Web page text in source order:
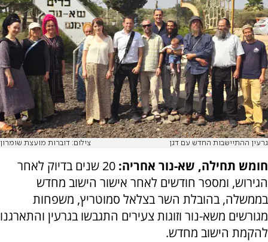
גרעין ההתיישבות החדש עם דגן צילום: דוברות מועצת שומרון
חומש תחילה, שא-נור אחריה:
20 שנים בדיוק לאחר
הגירוש, ומספר חודשים לאחר אישור הישוב מחדש
בממשלה, בהובלת השר בצלאל סמוטריץ, משפחות
מגורשים משא-נור וזוגות צעירים התגבשו בגרעין והתארגנו
להקמת הישוב מחדש.